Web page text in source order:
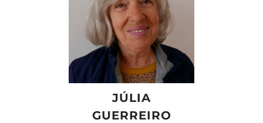
JÚLIA
GUERREIRO